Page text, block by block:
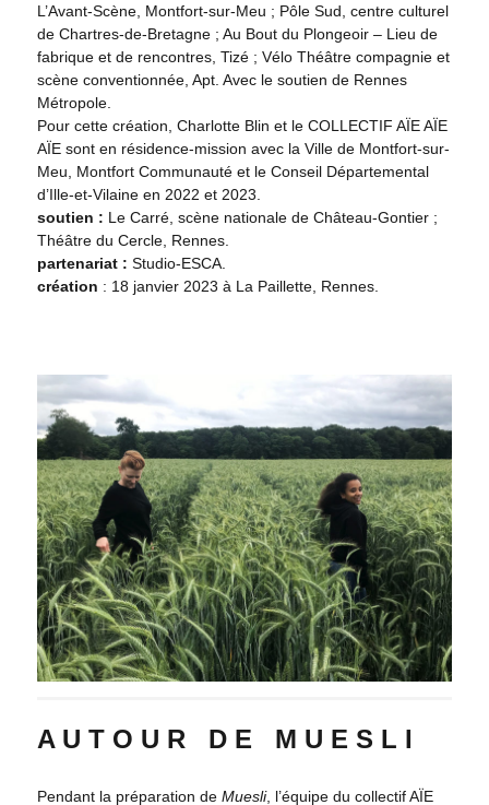
L’Avant-Scène, Montfort-sur-Meu ; Pôle Sud, centre culturel
de Chartres-de-Bretagne ; Au Bout du Plongeoir – Lieu de
fabrique et de rencontres, Tizé ; Vélo Théâtre compagnie et
scène conventionnée, Apt. Avec le soutien de Rennes
Métropole.
Pour cette création, Charlotte Blin et le COLLECTIF AÏE AÏE
AÏE sont en résidence-mission avec la Ville de Montfort-sur-
Meu, Montfort Communauté et le Conseil Départemental
d’Ille-et-Vilaine en 2022 et 2023.
soutien : Le Carré, scène nationale de Château-Gontier ;
Théâtre du Cercle, Rennes.
partenariat : Studio-ESCA.
création : 18 janvier 2023 à La Paillette, Rennes.
A U T O U R D E M U E S L I
Pendant la préparation deMuesli, l’équipe du collectif AÏE